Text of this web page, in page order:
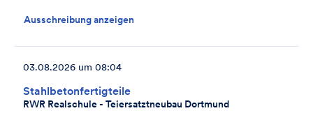
Ausschreibung anzeigen
Stahlbetonfertigteile
RWR Realschule - Teiersatztneubau Dortmund
03.08.2026 um 08:04